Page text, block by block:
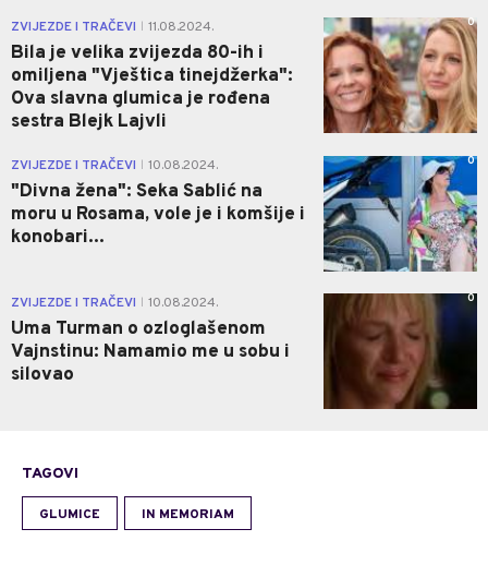
ZVIJEZDE I TRAČEVI 11.08.2024.
Bila je velika zvijezda 80-ih i
omiljena "Vještica tinejdžerka":
Ova slavna glumica je rođena
sestra Blejk Lajvli
0
ZVIJEZDE I TRAČEVI 10.08.2024.
"Divna žena": Seka Sablić na
moru u Rosama, vole je i komšije i
konobari...
0
ZVIJEZDE I TRAČEVI 10.08.2024.
Uma Turman o ozloglašenom
Vajnstinu: Namamio me u sobu i
silovao
0
TAGOVI
GLUMICE IN MEMORIAM